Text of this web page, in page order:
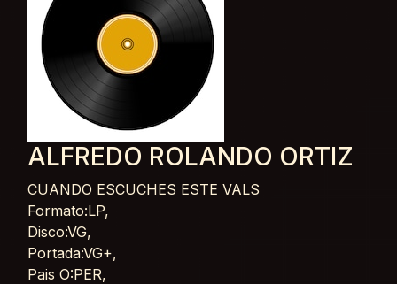
ALFREDO ROLANDO ORTIZ
CUANDO ESCUCHES ESTE VALS
Card List Article
Formato:LP,
Disco:VG,
Portada:VG+,
Pais O:PER,